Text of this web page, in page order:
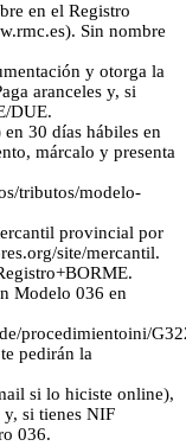
en el Registro
Sin nombre
y otorga la
aranceles y, si
DUE.
30 días hábiles en
márcalo y presenta
tributos/modelo-
provincial por
site/mercantil.
Modelo 036 en
procedimientoini/
pedirán la
si lo hiciste online),
si tienes NIF
036.